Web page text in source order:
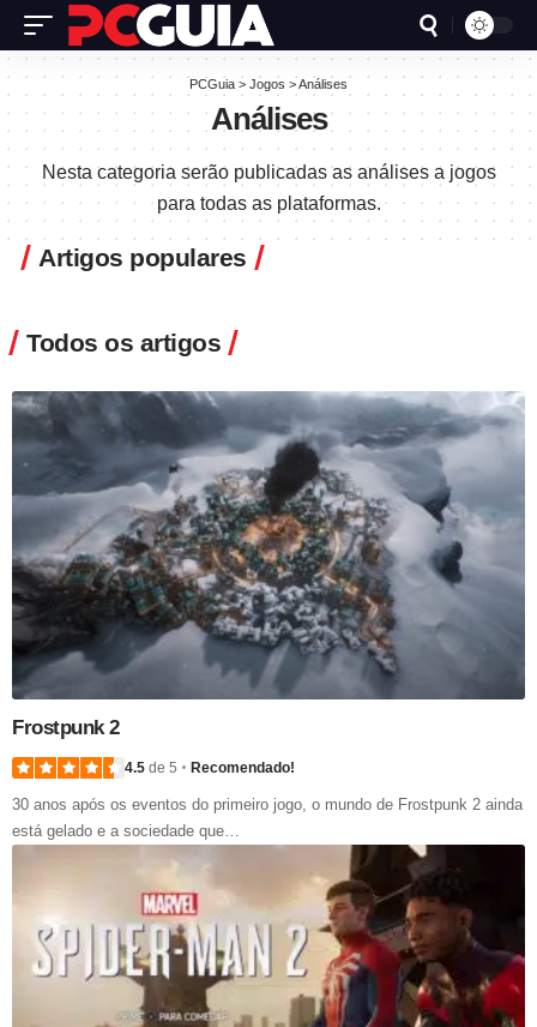
PCGuia > Jogos >Análises
Análises
Nesta categoria serão publicadas as análises a jogos
para todas as plataformas.
Artigos populares
Todos os artigos
Frostpunk 2
4.5 de 5 Recomendado!
30 anos após os eventos do primeiro jogo, o mundo de Frostpunk 2 ainda
está gelado e a sociedade que…